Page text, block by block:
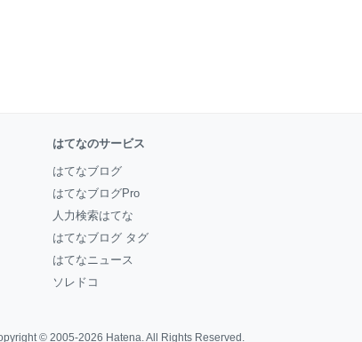
はてなのサービス
はてなブログ
はてなブログPro
人力検索はてな
はてなブログ タグ
はてなニュース
ソレドコ
© 2005-2026 Hatena. All Rights Reserved.